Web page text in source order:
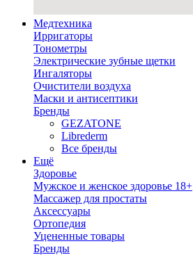
Медтехника
Ирригаторы
Тонометры
Электрические зубные щетки
Ингаляторы
Очистители воздуха
Маски и антисептики
Бренды
GEZATONE
Librederm
Все бренды
Ещё
Здоровье
Мужское и женское здоровье 18+
Массажер для простаты
Аксессуары
Ортопедия
Уцененные товары
Бренды